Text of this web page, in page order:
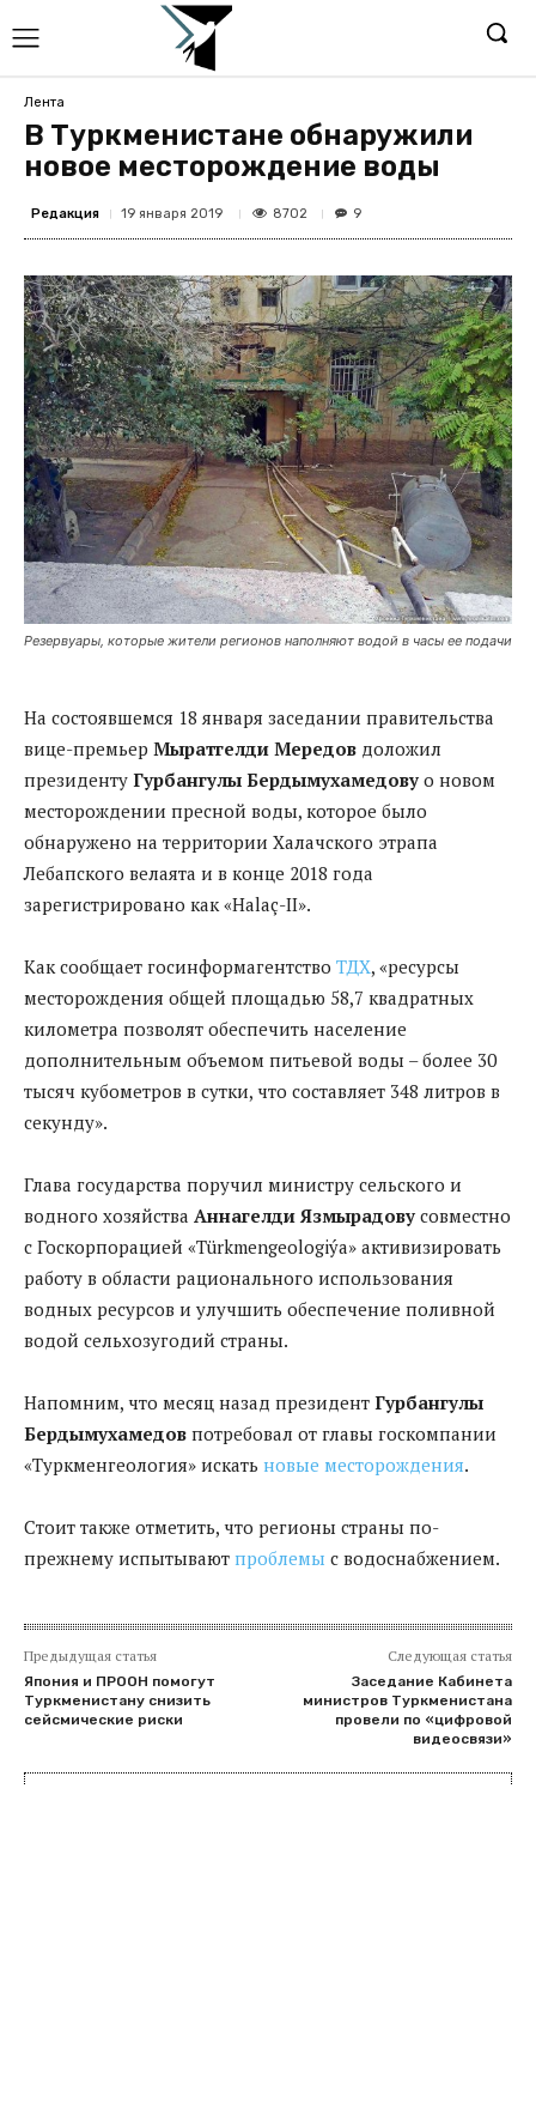
Лента
В Туркменистане обнаружили
новое месторождение воды
Редакция 19 января 2019 8702 9
Резервуары, которые жители регионов наполняют водой в часы ее подачи
На состоявшемся 18 января заседании правительства
вице-премьер Мыратгелди Мередов доложил
президенту Гурбангулы Бердымухамедову о новом
месторождении пресной воды, которое было
обнаружено на территории Халачского этрапа
Лебапского велаята и в конце 2018 года
зарегистрировано как «Halaç-II».
Как сообщает госинформагентство ТДХ, «ресурсы
месторождения общей площадью 58,7 квадратных
километра позволят обеспечить население
дополнительным объемом питьевой воды – более 30
тысяч кубометров в сутки, что составляет 348 литров в
секунду».
Глава государства поручил министру сельского и
водного хозяйства Аннагелди Язмырадову совместно
с Госкорпорацией «Türkmengeologiýa» активизировать
работу в области рационального использования
водных ресурсов и улучшить обеспечение поливной
водой сельхозугодий страны.
Напомним, что месяц назад президент Гурбангулы
Бердымухамедов потребовал от главы госкомпании
«Туркменгеология» искать новые месторождения.
Стоит также отметить, что регионы страны по-
прежнему испытывают проблемы с водоснабжением.
Предыдущая статья
Япония и ПРООН помогут
Туркменистану снизить
сейсмические риски
Следующая статья
Заседание Кабинета
министров Туркменистана
провели по «цифровой
видеосвязи»